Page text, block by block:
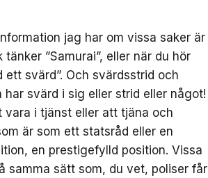
jag har om vissa saker är
”Samurai”, eller när du hör
ett svärd”. Och svärdsstrid och
svärd i sig eller strid eller något!
vara i tjänst eller att tjäna och
är som ett statsråd eller en
en prestigefylld position. Vissa
samma sätt som, du vet, poliser får